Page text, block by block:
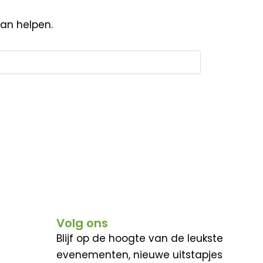
helpen.
Volg ons
Blijf op de hoogte van de leukste
evenementen, nieuwe uitstapjes